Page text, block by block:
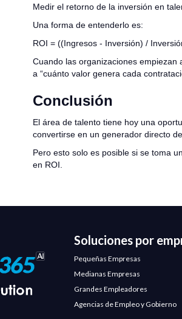
Medir el retorno de la inversión en
Una forma de entenderlo es:
ROI = ((Ingresos - Inversión) /
Cuando las organizaciones empiezan
a “cuánto valor genera cada
Conclusión
El área de talento tiene hoy una
convertirse en un generador directo
Pero esto solo es posible si se toma
en ROI.
Soluciones por
Pequeñas Empresas
Medianas Empresas
Grandes Empleadores
Agencias de Empleo y Gobierno